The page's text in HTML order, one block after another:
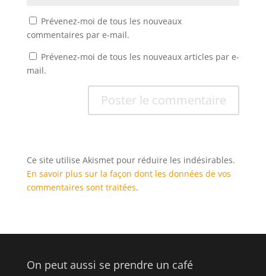
Prévenez-moi de tous les nouveaux
commentaires par e-mail.
Prévenez-moi de tous les nouveaux articles par e-
mail.
Ce site utilise Akismet pour réduire les indésirables.
En savoir plus sur la façon dont les données de vos
commentaires sont traitées.
On peut aussi se prendre un café